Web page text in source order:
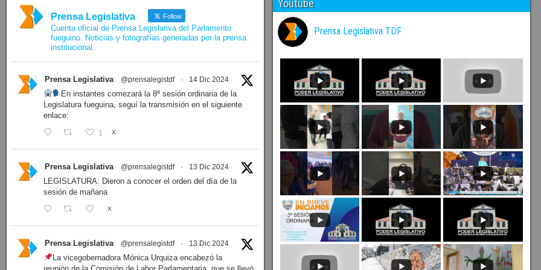
Prensa Legislativa Follow
Cuenta oficial de Prensa Legislativa del Parlamento
fueguino. Noticias y fotografías generadas por la prensa
institucional.
Prensa Legislativa @prensalegistdf · 14 Dic 2024
En instantes comezará la 8ª sesión ordinaria de la
Legislatura fueguina, seguí la transmisión en el siguiente
enlace:
1 X
Prensa Legislativa @prensalegistdf · 13 Dic 2024
LEGISLATURA: Dieron a conocer el orden del día de la
sesión de mañana
X
Prensa Legislativa @prensalegistdf · 13 Dic 2024
La vicegobernadora Mónica Urquiza encabezó la
Youtube
Prensa Legislativa TDF